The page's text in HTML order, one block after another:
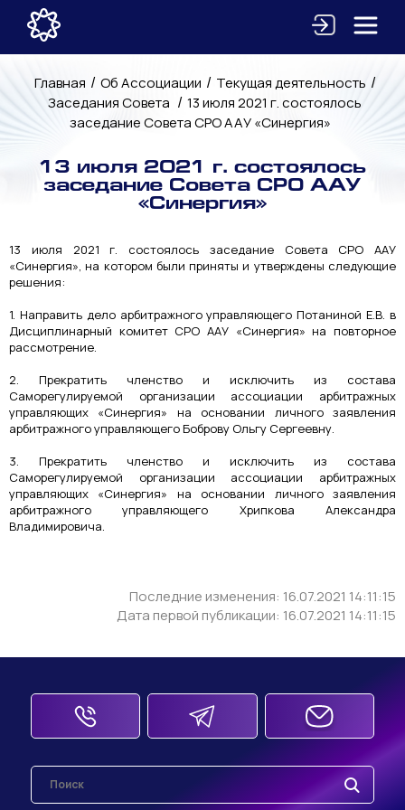
Главная / Об Ассоциации / Текущая деятельность /
Заседания Совета / 13 июля 2021 г. состоялось
заседание Совета СРО ААУ «Синергия»
13 июля 2021 г. состоялось
заседание Совета СРО ААУ
«Синергия»
13 июля 2021 г. состоялось заседание Совета СРО ААУ
«Синергия», на котором были приняты и утверждены следующие
решения:
1. Направить дело арбитражного управляющего Потаниной Е.В. в
Дисциплинарный комитет СРО ААУ «Синергия» на повторное
рассмотрение.
2. Прекратить членство и исключить из состава
Саморегулируемой организации ассоциации арбитражных
управляющих «Синергия» на основании личного заявления
арбитражного управляющего Боброву Ольгу Сергеевну.
3. Прекратить членство и исключить из состава
Саморегулируемой организации ассоциации арбитражных
управляющих «Синергия» на основании личного заявления
арбитражного управляющего Хрипкова Александра
Владимировича.
Последние изменения: 16.07.2021 14:11:15
Дата первой публикации: 16.07.2021 14:11:15